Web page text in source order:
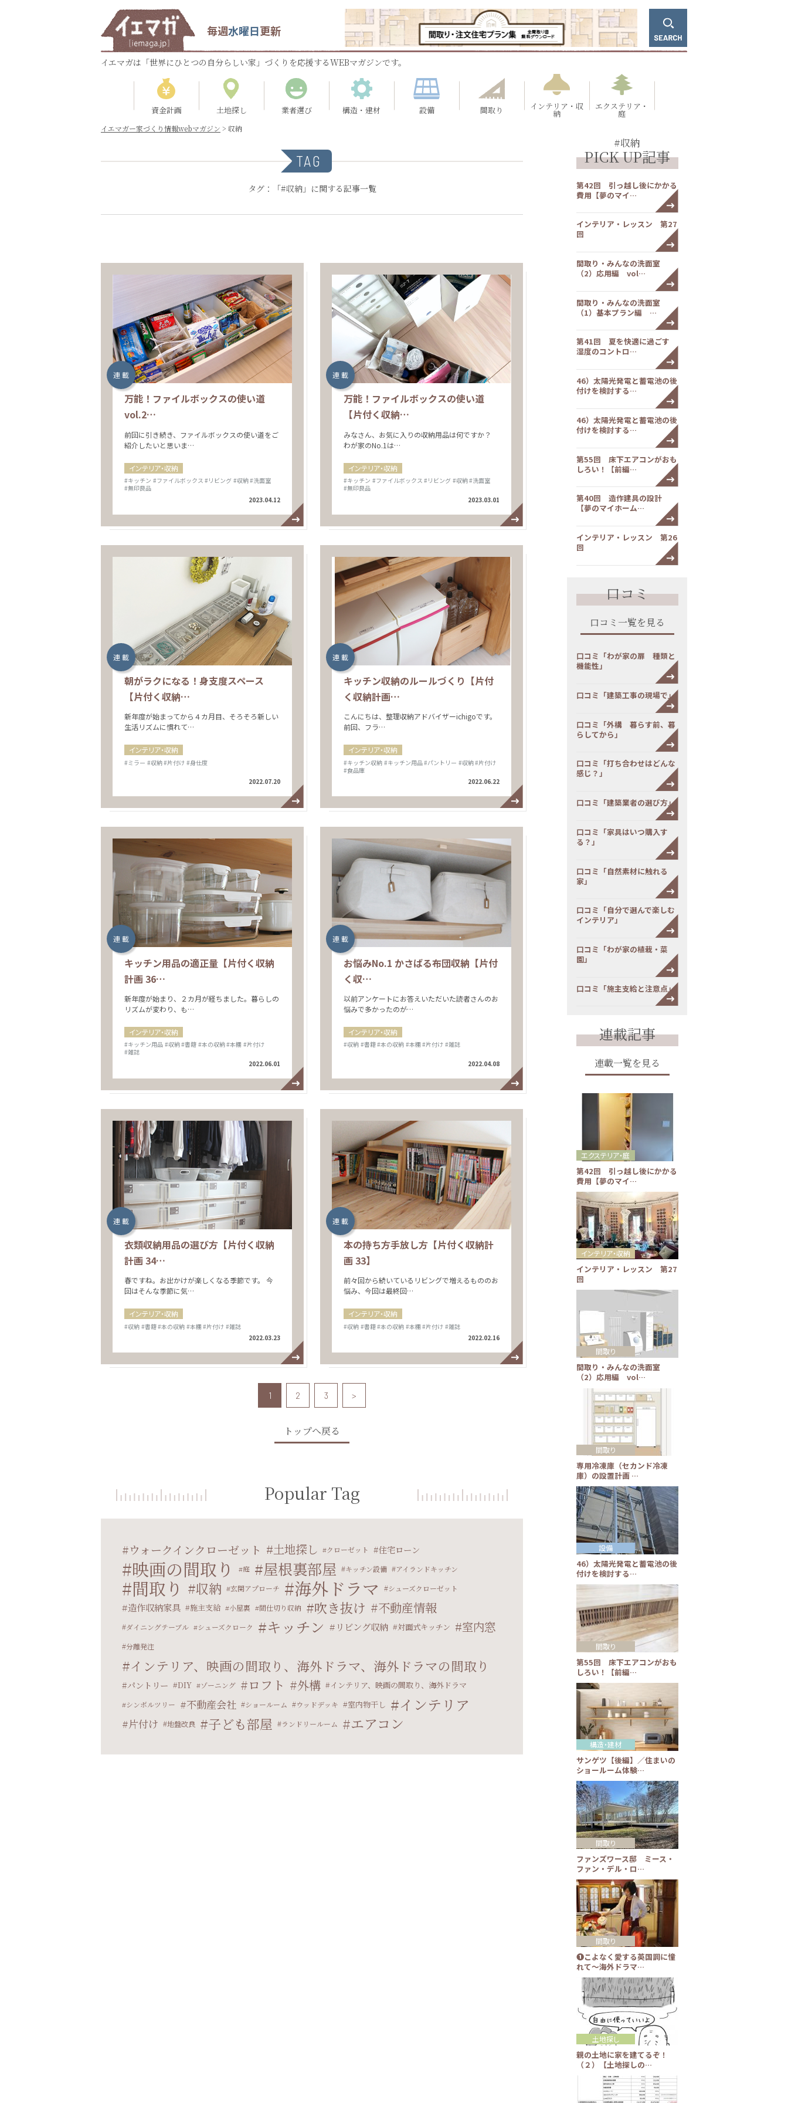
毎週水曜日更新
イエマガは「世界にひとつの自分らしい家」づくりを応援するWEBマガジンです。
資金計画 土地探し 業者選び 構造・建材 設備 間取り インテリア・収
納
エクステリア・
庭
イエマガー家づくり情報webマガジン > 収納
TAG
タグ：「#収納」に関する記事一覧
連 載
万能！ファイルボックスの使い道
vol.2…
前回に引き続き、ファイルボックスの使い道をご
紹介したいと思いま…
インテリア・収納
#キッチン #ファイルボックス #リビング #収納#洗面室
#無印良品
2023.04.12
連 載
万能！ファイルボックスの使い道
【片付く収納…
みなさん、お気に入りの収納用品は何ですか？
わが家のNo.1は…
インテリア・収納
#キッチン #ファイルボックス #リビング #収納#洗面室
#無印良品
2023.03.01
連 載
朝がラクになる！身支度スペース
【片付く収納…
新年度が始まってから４カ月目、そろそろ新しい
生活リズムに慣れて…
インテリア・収納
#ミラー #収納#片付け #身仕度
2022.07.20
連 載
キッチン収納のルールづくり【片付
く収納計画…
こんにちは、整理収納アドバイザーichigoです。
前回、フラ…
インテリア・収納
#キッチン収納 #キッチン用品#パントリー #収納#片付け
#食品庫
2022.06.22
連 載
キッチン用品の適正量【片付く収納
計画 36…
新年度が始まり、２カ月が経ちました。暮らしの
リズムが変わり、も…
インテリア・収納
#キッチン用品 #収納#書籍 #本の収納#本棚 #片付け
#雑誌
2022.06.01
連 載
お悩みNo.1 かさばる布団収納【片付
く収…
以前アンケートにお答えいただいた読者さんのお
悩みで多かったのが…
インテリア・収納
#収納 #書籍#本の収納 #本棚 #片付け #雑誌
2022.04.08
連 載
衣類収納用品の選び方【片付く収納
計画 34…
春ですね。お出かけが楽しくなる季節です。 今
回はそんな季節に気…
インテリア・収納
#収納 #書籍#本の収納 #本棚 #片付け #雑誌
2022.03.23
連 載
本の持ち方手放し方【片付く収納計
画 33】
前々回から続いているリビングで増えるもののお
悩み、今回は最終回…
インテリア・収納
#収納 #書籍#本の収納 #本棚 #片付け #雑誌
2022.02.16
1 2 3 >
トップへ戻る
Popular Tag
ウォークインクローゼット 土地探し クローゼット 住宅ローン
映画の間取り 庭 屋根裏部屋 キッチン設備 アイランドキッチン
間取り 収納 玄関アプローチ 海外ドラマ シューズクローゼット
造作収納家具 施主支給 小屋裏 間仕切り収納 吹き抜け 不動産情報
ダイニングテーブル シューズクローク キッチン リビング収納 対面式キッチン 室内窓
分離発注
インテリア、映画の間取り、海外ドラマ、海外ドラマの間取り
パントリー DIY ゾーニング ロフト 外構 インテリア、映画の間取り、海外ドラマ
シンボルツリー 不動産会社 ショールーム ウッドデッキ 室内物干し インテリア
片付け 地盤改良 子ども部屋 ランドリールーム エアコン
#収納
PICK UP記事
第42回 引っ越し後にかかる
費用【夢のマイ…
インテリア・レッスン 第27
回
間取り・みんなの洗面室
（2）応用編 vol…
間取り・みんなの洗面室
（1）基本プラン編 …
第41回 夏を快適に過ごす
湿度のコントロ…
46）太陽光発電と蓄電池の後
付けを検討する…
46）太陽光発電と蓄電池の後
付けを検討する…
第55回 床下エアコンがおも
しろい！【前編…
第40回 造作建具の設計
【夢のマイホーム…
インテリア・レッスン 第26
回
口コミ
口コミ一覧を見る
口コミ「わが家の扉 種類と
機能性」
口コミ「建築工事の現場で」
口コミ「外構 暮らす前、暮
らしてから」
口コミ「打ち合わせはどんな
感じ？」
口コミ「建築業者の選び方」
口コミ「家具はいつ購入す
る？」
口コミ「自然素材に触れる
家」
口コミ「自分で選んで楽しむ
インテリア」
口コミ「わが家の植栽・菜
園」
口コミ「施主支給と注意点」
連載記事
連載一覧を見る
第42回 引っ越し後にかかる
費用【夢のマイ…
エクステリア・庭
インテリア・レッスン 第27
回
インテリア・収納
間取り・みんなの洗面室
（2）応用編 vol…
間取り
専用冷凍庫（セカンド冷凍
庫）の設置計画 …
間取り
46）太陽光発電と蓄電池の後
付けを検討する…
設備
第55回 床下エアコンがおも
しろい！【前編…
間取り
サンゲツ【後編】／住まいの
ショールーム体験…
構造・建材
ファンズワース邸 ミース・
ファン・デル・ロ…
間取り
❶こよなく愛する英国調に憧
れて～海外ドラマ…
間取り
親の土地に家を建てるぞ！
（２）【土地探しの…
土地探し